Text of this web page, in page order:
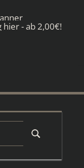
- ab 2,00€!
Suchen